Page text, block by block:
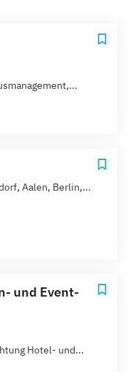
Aalen, Berlin,...
und Event-
Hotel- und...